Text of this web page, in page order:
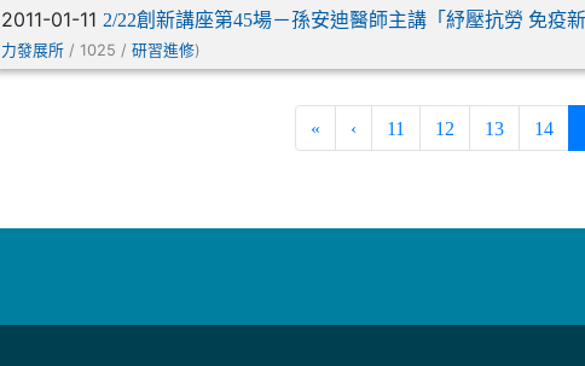
2011-01-112/22創新講座第45場－孫安迪醫師主講「紓壓抗勞 免疫
力發展所 / 1025 /研習進修)
« ‹ 11 12 13 14